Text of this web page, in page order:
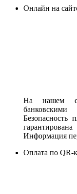
Онлайн на
На нашем
Безопасность
Информация
Оплата по QR-